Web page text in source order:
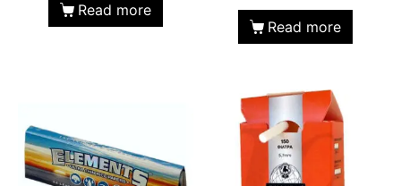
Read more
Read more